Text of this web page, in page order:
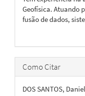
Geofísica. Atuando
fusão de dados,
Como Citar
DOS SANTOS,